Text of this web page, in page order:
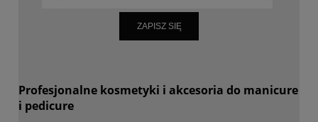
ZAPISZ SIĘ
Profesjonalne kosmetyki i akcesoria do manicure
i pedicure